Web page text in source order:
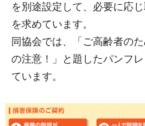
を別途設定して、必要に応
を求めています。
同協会では、「ご高齢者の
の注意！」と題したパンフ
ています。